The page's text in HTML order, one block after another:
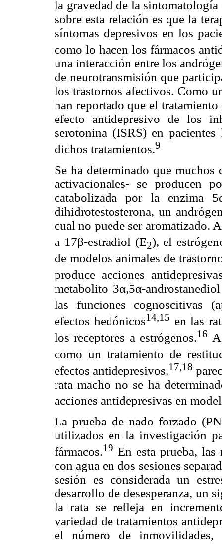
la gravedad de la sintomatología
sobre esta relación es que la
síntomas depresivos en los
como lo hacen los fármacos
una interacción entre los
de neurotransmisión que
los trastornos afectivos. Como
han reportado que el
efecto antidepresivo de los
serotonina (ISRS) en
dichos tratamientos.9
Se ha determinado que
activacionales- se producen
catabolizada por la enzima
dihidrotestosterona, un
cual no puede ser aromatizado.
a 17β-estradiol (E2), el
de modelos animales de
produce acciones
metabolito 3α,5α-
las funciones cognoscitivas
efectos hedónicos14,15 en las
los receptores a estrógenos.16
como un tratamiento de
efectos antidepresivos,17,18
rata macho no se ha
acciones antidepresivas en
La prueba de nado forzado
utilizados en la investigación
fármacos.19 En esta prueba,
con agua en dos sesiones
sesión es considerada un
desarrollo de desesperanza, un
la rata se refleja en
variedad de tratamientos
el número de